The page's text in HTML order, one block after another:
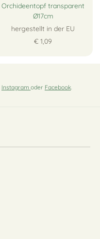
Orchideentopf transparent
Ø17cm
hergestellt in der EU
€ 1,09
Instagram oder Facebook